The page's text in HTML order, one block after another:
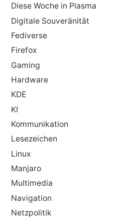
Diese Woche in Plasma
Digitale Souveränität
Fediverse
Firefox
Gaming
Hardware
KDE
KI
Kommunikation
Lesezeichen
Linux
Manjaro
Multimedia
Navigation
Netzpolitik